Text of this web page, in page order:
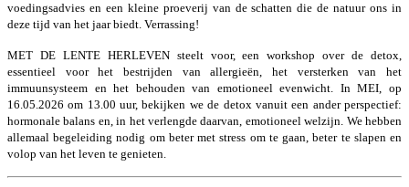
voedingsadvies en een kleine proeverij van de schatten die de natuur ons in
deze tijd van het jaar biedt. Verrassing!
MET DE LENTE HERLEVEN steelt voor, een workshop over de detox,
essentieel voor het bestrijden van allergieën, het versterken van het
immuunsysteem en het behouden van emotioneel evenwicht. In MEI, op
16.05.2026 om 13.00 uur, bekijken we de detox vanuit een ander perspectief:
hormonale balans en, in het verlengde daarvan, emotioneel welzijn. We hebben
allemaal begeleiding nodig om beter met stress om te gaan, beter te slapen en
volop van het leven te genieten.